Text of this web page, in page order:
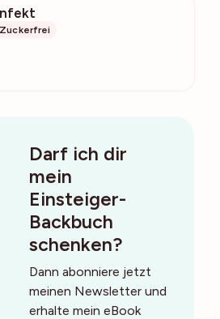
Zuckerfrei
Darf ich dir
mein
Einsteiger-
Backbuch
schenken?
Dann abonniere jetzt
meinen Newsletter und
erhalte mein eBook